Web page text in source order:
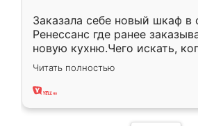
Заказала себе новый шкаф в
Ренессанс где ранее
новую кухню.Чего искать,
вполне довольна. Служит
два года, нареканий нет.
Читать полностью